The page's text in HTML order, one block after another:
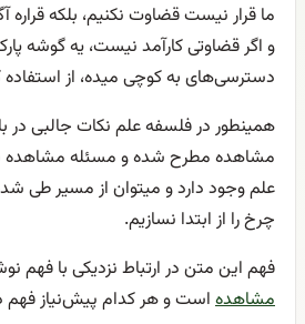
ما قرار نیست قضاوت نکنیم، بلکه
و اگر قضاوتی کارآمد نیست، یه گوشه
دسترسی‌های به کوچی میده، از استفاده
همینطور در فلسفه علم نکات جالبی در
مشاهده مطرح شده و مسئله مشاهده
علم وجود دارد و میتوان از مسیر طی
چرخ را از ابتدا نسازیم.
فهم این متن در ارتباط نزدیکی با فهم
مشاهده است و هر کدام پیش‌نیاز فهم